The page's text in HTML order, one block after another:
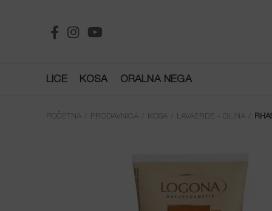
LICE KOSA ORALNA NEGA
POČETNA PRODAVNICA KOSA LAVAERDE - GLINA